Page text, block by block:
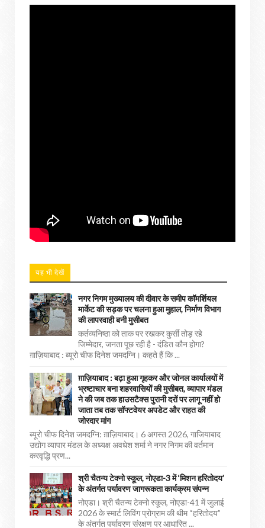
यह भी देखें
नगर निगम मुख्यालय की दीवार के समीप कॉमर्शियल
मार्केट की सड़क पर चलना हुआ मुहाल, निर्माण विभाग
की लापरवाही बनी मुसीबत
कर्तव्यनिष्ठा को ताक पर रखकर कुर्सी तोड़ रहे
जिम्मेदार, जनता पूछ रही है - दंडित कौन होगा?
ग़ाज़ियाबाद : ब्यूरो चीफ दिनेश जमदग्नि। कहते हैं कि ...
ग़ाज़ियाबाद : बढ़ा हुआ गृहकर और जोनल कार्यालयों में
भ्रष्टाचार बना शहरवासियों की मुसीबत, व्यापार मंडल
ने की जब तक हाउसटैक्स पुरानी दरों पर लागू नहीं हो
जाता तब तक सॉफ्टवेयर अपडेट और राहत की
जोरदार मांग
ब्यूरो चीफ दिनेश जमदग्नि: ग़ाज़ियाबाद। 6 अगस्त 2026, गाजियाबाद
उद्योग व्यापार मंडल के अध्यक्ष अवधेश शर्मा ने नगर निगम की वर्तमान
करवृद्धि प्रण...
श्री चैतन्य टेक्नो स्कूल, नोएडा-3 में ‘मिशन हरितोदय’
के अंतर्गत पर्यावरण जागरूकता कार्यक्रम संपन्न
नोएडा। श्री चैतन्य टेक्नो स्कूल, नोएडा-41 में जुलाई
2026 के स्मार्ट लिविंग प्रोग्राम की थीम “हरितोदय”
के अंतर्गत पर्यावरण संरक्षण पर आधारित ...